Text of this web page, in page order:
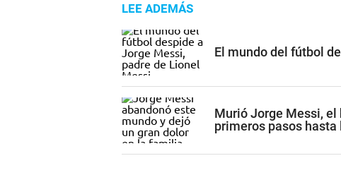
LEE ADEMÁS
El mundo del fútbol
Murió Jorge Messi, el
primeros pasos hasta